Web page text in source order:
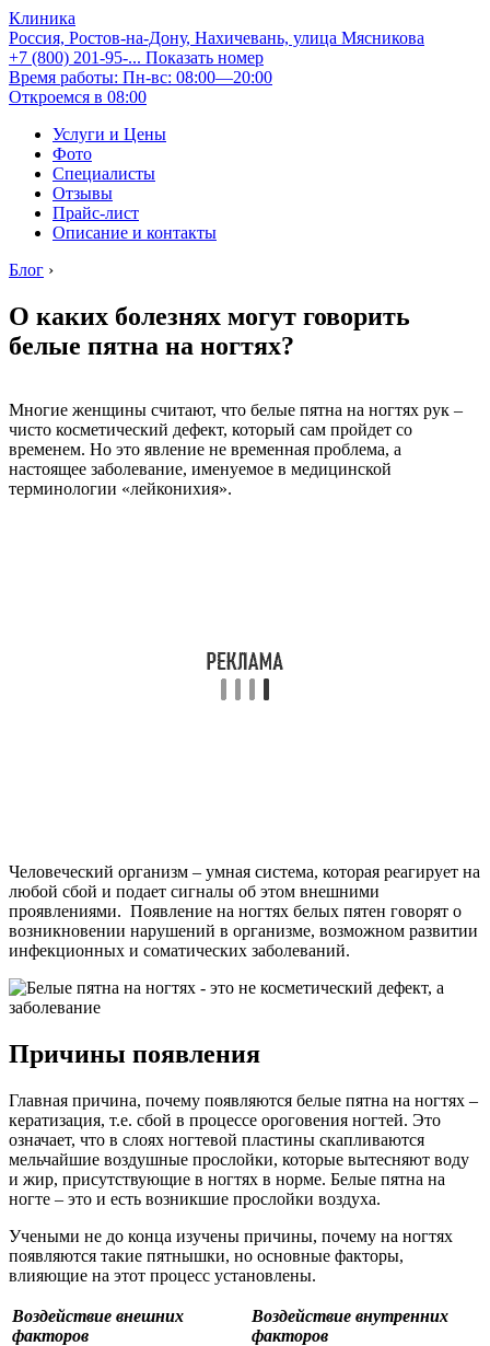
Клиника
Россия, Ростов-на-Дону, Нахичевань, улица Мясникова
+7 (800) 201-95-... Показать номер
Время работы: Пн-вс: 08:00—20:00
Откроемся в 08:00
Услуги и Цены
Фото
Специалисты
Отзывы
Прайс-лист
Описание и контакты
Блог ›
О каких болезнях могут говорить
белые пятна на ногтях?
Многие женщины считают, что белые пятна на ногтях рук –
чисто косметический дефект, который сам пройдет со
временем. Но это явление не временная проблема, а
настоящее заболевание, именуемое в медицинской
терминологии «лейконихия».
Человеческий организм – умная система, которая реагирует на
любой сбой и подает сигналы об этом внешними
проявлениями. Появление на ногтях белых пятен говорят о
возникновении нарушений в организме, возможном развитии
инфекционных и соматических заболеваний.
Причины появления
Главная причина, почему появляются белые пятна на ногтях –
кератизация, т.е. сбой в процессе ороговения ногтей. Это
означает, что в слоях ногтевой пластины скапливаются
мельчайшие воздушные прослойки, которые вытесняют воду
и жир, присутствующие в ногтях в норме. Белые пятна на
ногте – это и есть возникшие прослойки воздуха.
Учеными не до конца изучены причины, почему на ногтях
появляются такие пятнышки, но основные факторы,
влияющие на этот процесс установлены.
Воздействие внешних
факторов
Воздействие внутренних
факторов